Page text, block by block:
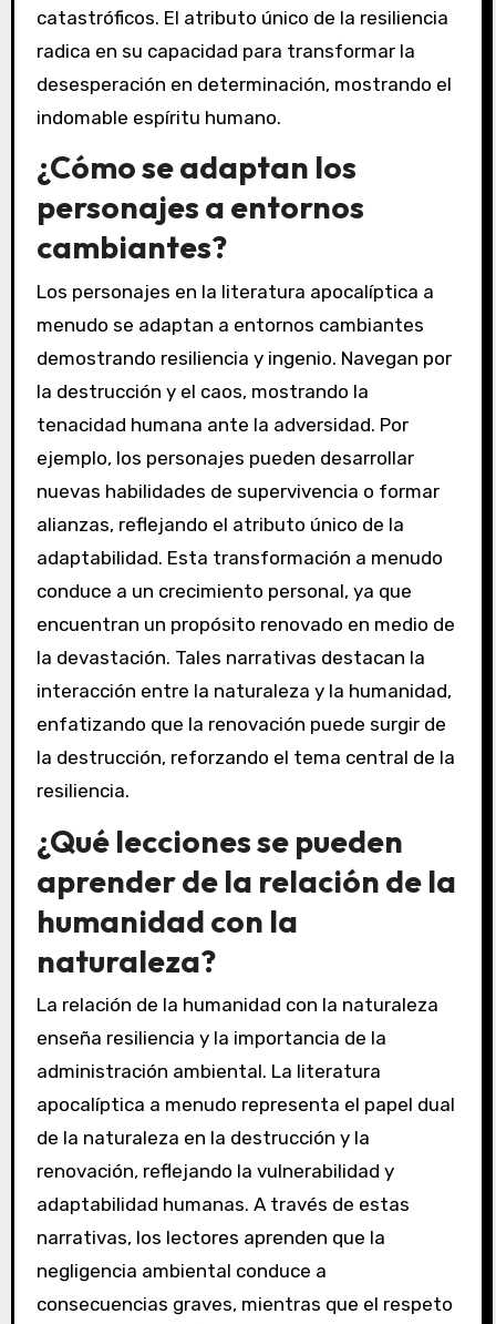
catastróficos. El atributo único de la resiliencia
radica en su capacidad para transformar la
desesperación en determinación, mostrando el
indomable espíritu humano.
¿Cómo se adaptan los
personajes a entornos
cambiantes?
Los personajes en la literatura apocalíptica a
menudo se adaptan a entornos cambiantes
demostrando resiliencia y ingenio. Navegan por
la destrucción y el caos, mostrando la
tenacidad humana ante la adversidad. Por
ejemplo, los personajes pueden desarrollar
nuevas habilidades de supervivencia o formar
alianzas, reflejando el atributo único de la
adaptabilidad. Esta transformación a menudo
conduce a un crecimiento personal, ya que
encuentran un propósito renovado en medio de
la devastación. Tales narrativas destacan la
interacción entre la naturaleza y la humanidad,
enfatizando que la renovación puede surgir de
la destrucción, reforzando el tema central de la
resiliencia.
¿Qué lecciones se pueden
aprender de la relación de la
humanidad con la
naturaleza?
La relación de la humanidad con la naturaleza
enseña resiliencia y la importancia de la
administración ambiental. La literatura
apocalíptica a menudo representa el papel dual
de la naturaleza en la destrucción y la
renovación, reflejando la vulnerabilidad y
adaptabilidad humanas. A través de estas
narrativas, los lectores aprenden que la
negligencia ambiental conduce a
consecuencias graves, mientras que el respeto